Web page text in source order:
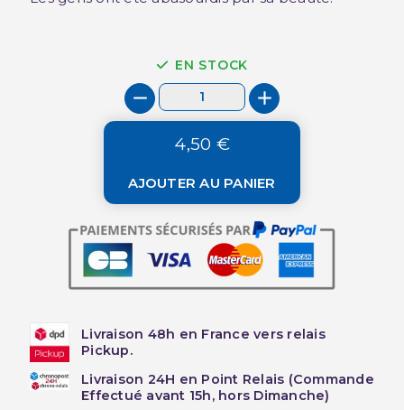
EN STOCK
4,50 €
AJOUTER AU PANIER
Livraison 48h en France vers relais
Pickup.
Livraison 24H en Point Relais (Commande
Effectué avant 15h, hors Dimanche)